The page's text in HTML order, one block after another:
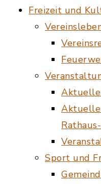
Freizeit und
Sport und